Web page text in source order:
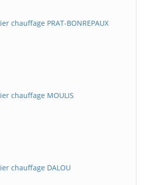
chauffage PRAT-BONREPAUX
chauffage MOULIS
chauffage DALOU